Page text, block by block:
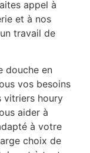
appel à
et à nos
travail de
douche en
vos besoins
vitriers houry
aider à
à votre
choix de